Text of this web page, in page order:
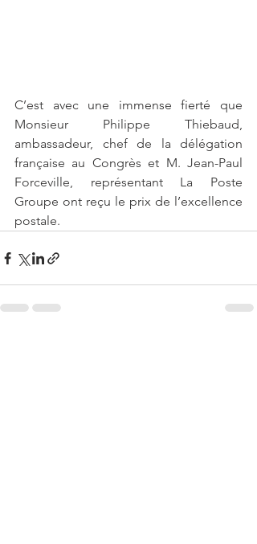
C’est avec une immense fierté que
Monsieur Philippe Thiebaud,
ambassadeur, chef de la délégation
française au Congrès et M. Jean-Paul
Forceville, représentant La Poste
Groupe ont reçu le prix de l’excellence
postale.